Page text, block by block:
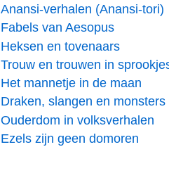
Anansi-verhalen (Anansi-tori)
Fabels van Aesopus
Heksen en tovenaars
Trouw en trouwen in
Het mannetje in de maan
Draken, slangen en monsters
Ouderdom in volksverhalen
Ezels zijn geen domoren